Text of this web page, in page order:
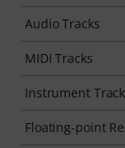
Audio Tracks
MIDI Tracks
Instrument
Floating-point